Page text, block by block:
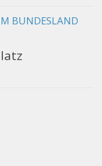
BUNDESLAND